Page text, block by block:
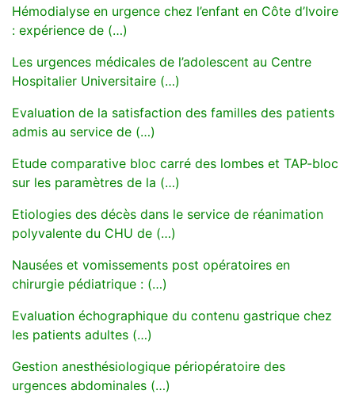
Hémodialyse en urgence chez l’enfant en Côte d’Ivoire
: expérience de (…)
Les urgences médicales de l’adolescent au Centre
Hospitalier Universitaire (…)
Evaluation de la satisfaction des familles des patients
admis au service de (…)
Etude comparative bloc carré des lombes et TAP-bloc
sur les paramètres de la (…)
Etiologies des décès dans le service de réanimation
polyvalente du CHU de (…)
Nausées et vomissements post opératoires en
chirurgie pédiatrique : (…)
Evaluation échographique du contenu gastrique chez
les patients adultes (…)
Gestion anesthésiologique périopératoire des
urgences abdominales (…)